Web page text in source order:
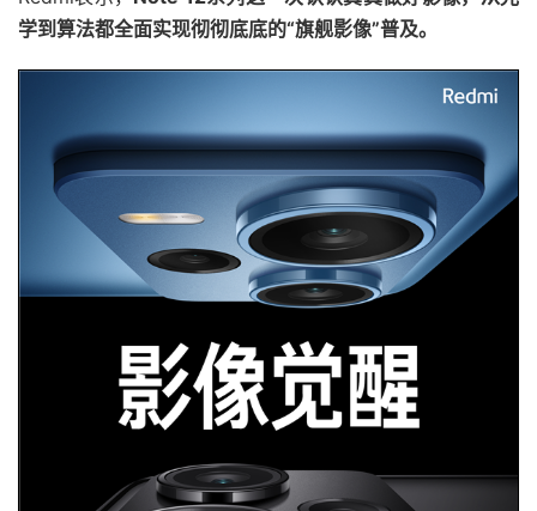
学到算法都全面实现彻彻底底的“旗舰影像”普及。